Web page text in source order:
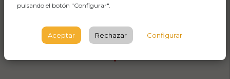
pulsando el botón "Configurar".
Aceptar Rechazar Configurar